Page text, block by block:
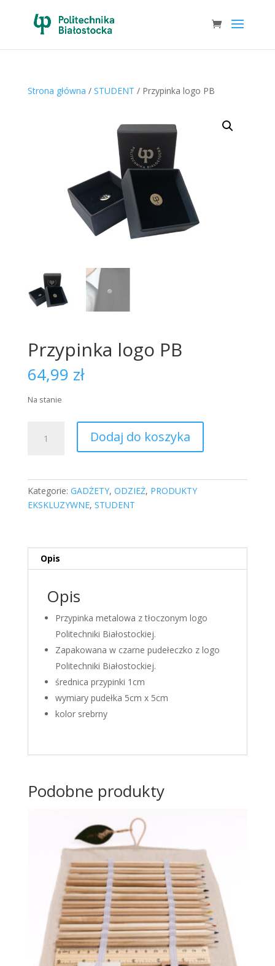
Strona główna / STUDENT / Przypinka logo PB
Przypinka logo PB
64,99 zł
Na stanie
Przypinka
Dodaj do koszyka
Kategorie: GADŻETY, ODZIEŻ, PRODUKTY
EKSKLUZYWNE, STUDENT
Opis
Opis
Przypinka metalowa z tłoczonym logo
Politechniki Białostockiej.
Zapakowana w czarne pudełeczko z logo
Politechniki Białostockiej.
średnica przypinki 1cm
wymiary pudełka 5cm x 5cm
kolor srebrny
Podobne produkty